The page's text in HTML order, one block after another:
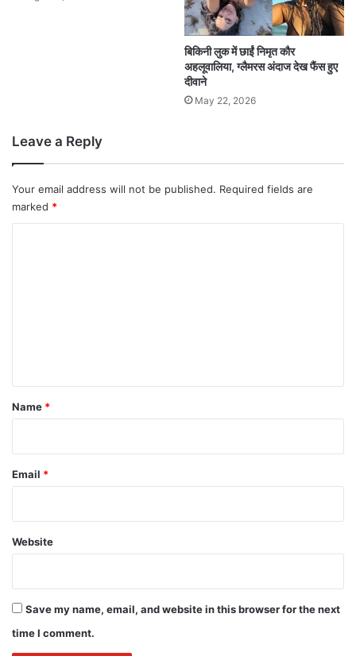
बिकिनी लुक में छाईं निमृत कौर
अहलूवालिया, ग्लैमरस अंदाज देख फैंस हुए
दीवाने
May 22, 2026
Leave a Reply
Your email address will not be published. Required fields are
marked *
*
Name *
Email *
Website
Save my name, email, and website in this browser for the next
time I comment.